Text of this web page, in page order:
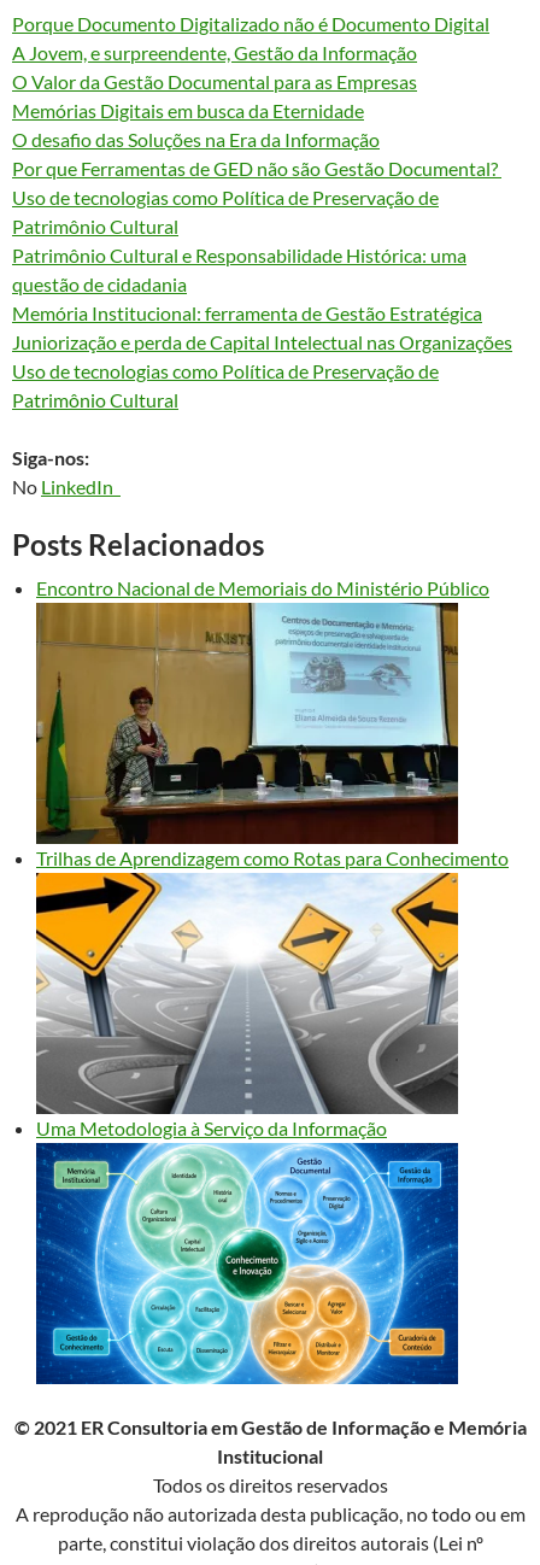
Porque Documento Digitalizado não é Documento Digital
A Jovem, e surpreendente, Gestão da Informação
O Valor da Gestão Documental para as Empresas
Memórias Digitais em busca da Eternidade
O desafio das Soluções na Era da Informação
Por que Ferramentas de GED não são Gestão Documental?
Uso de tecnologias como Política de Preservação de
Patrimônio Cultural
Patrimônio Cultural e Responsabilidade Histórica: uma
questão de cidadania
Memória Institucional: ferramenta de Gestão Estratégica
Juniorização e perda de Capital Intelectual nas Organizações
Uso de tecnologias como Política de Preservação de
Patrimônio Cultural
Siga-nos:
No LinkedIn
Posts Relacionados
Encontro Nacional de Memoriais do Ministério Público
Trilhas de Aprendizagem como Rotas para Conhecimento
Uma Metodologia à Serviço da Informação
© 2021 ER Consultoria em Gestão de Informação e Memória
Institucional
Todos os direitos reservados
A reprodução não autorizada desta publicação, no todo ou em
parte, constitui violação dos direitos autorais (Lei nº